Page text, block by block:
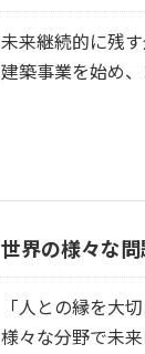
未来継続的に残
建築事業を始め
世界の様々な
「人との縁を大
様々な分野で未